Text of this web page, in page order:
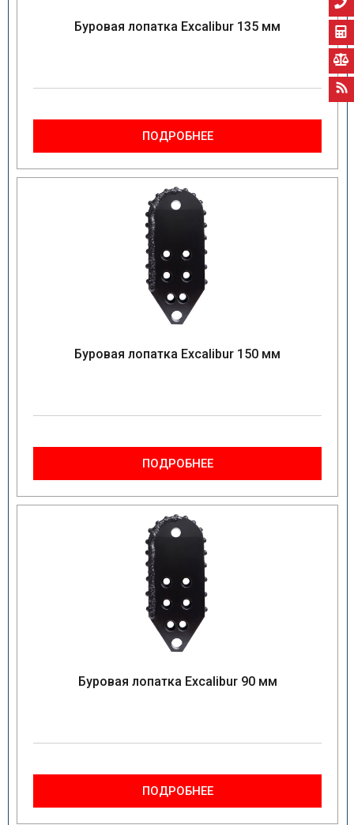
Буровая лопатка Excalibur 135 мм
ПОДРОБНЕЕ
Буровая лопатка Excalibur 150 мм
ПОДРОБНЕЕ
Буровая лопатка Excalibur 90 мм
ПОДРОБНЕЕ